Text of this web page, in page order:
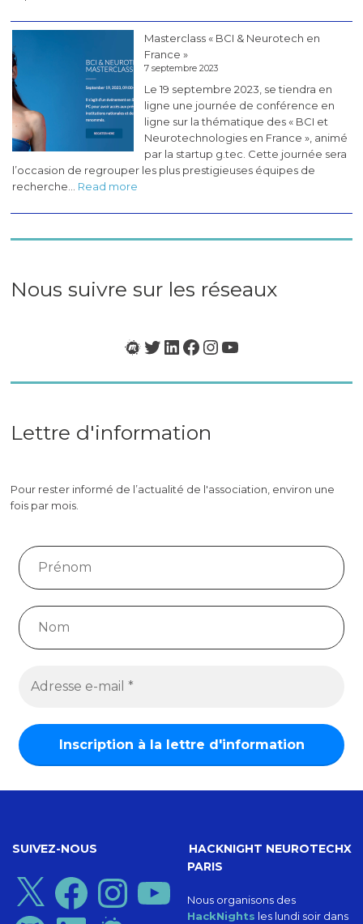
pérégrinations
du
CogLab
#5
(novembre
2023)
Masterclass « BCI & Neurotech en
France »
7 septembre 2023
Le 19 septembre 2023, se tiendra en
ligne une journée de conférence en
ligne sur la thématique des « BCI et
Neurotechnologies en France », animé
par la startup g.tec. Cette journée sera
l’occasion de regrouper les plus prestigieuses équipes de
recherche… Read more
«
France
Nous suivre sur les réseaux
Meetup
Twitter
LinkedIn
Facebook
Instagram
YouTube
Lettre d'information
Pour rester informé de l’actualité de l'association, environ une
fois par mois.
SUIVEZ-NOUS
X FacebookInstagram
GitHub LinkedIn Meetup
HACKNIGHT NEUROTECHX
PARIS
Nous organisons des
HackNights les lundi soir dans